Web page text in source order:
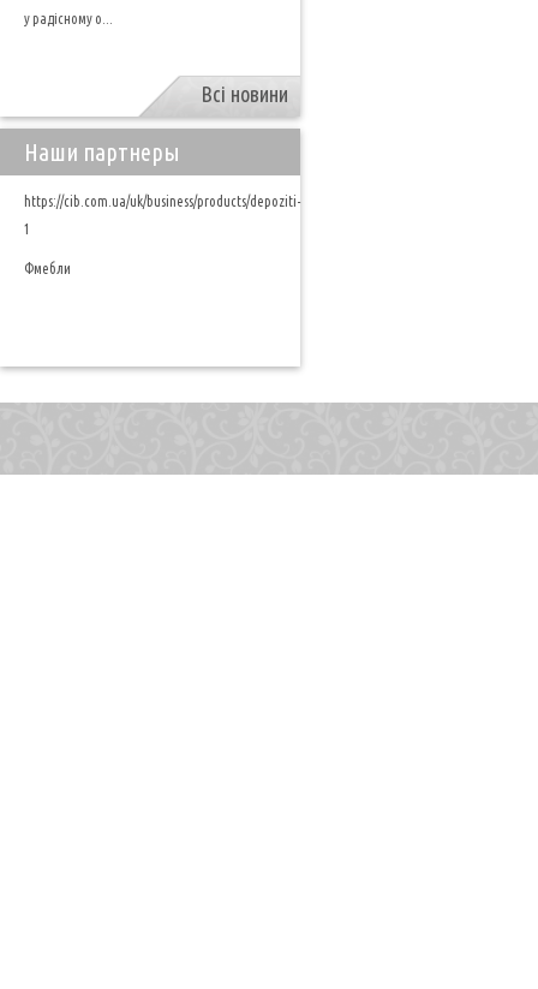
у радісному о...
Всі новини
Наши партнеры
https://cib.com.ua/uk/business/products/depoziti-
1
Фмебли